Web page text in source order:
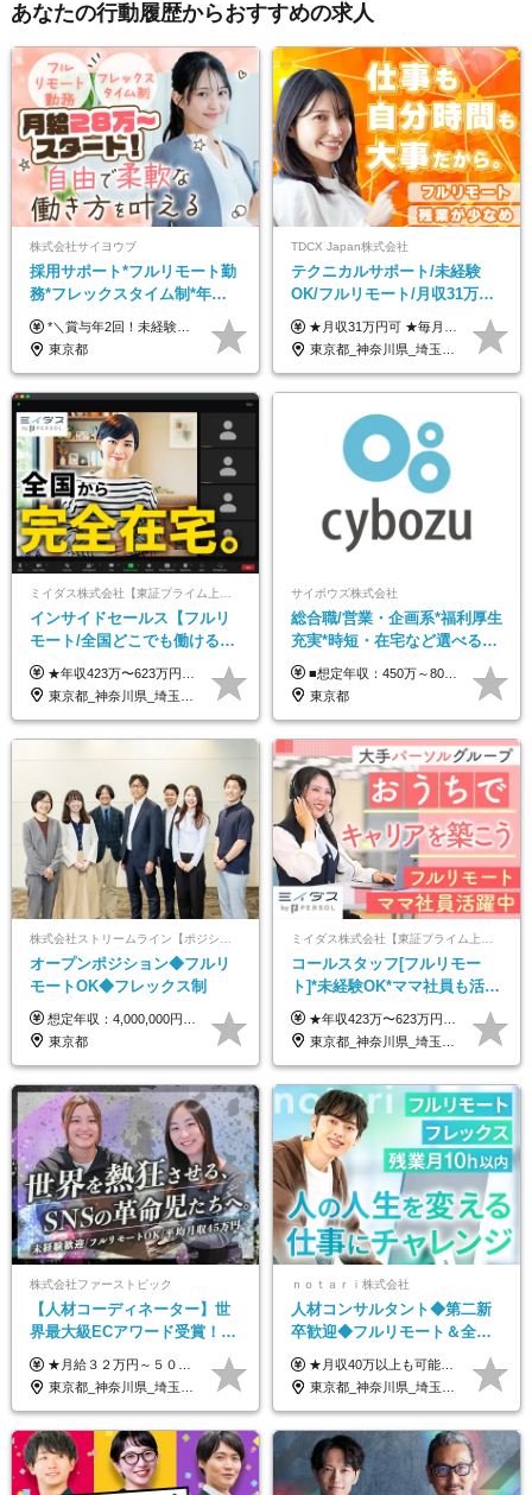
あなたの行動履歴からおすすめの求人
株式会社サイヨウブ
採用サポート*フルリモート勤
務*フレックスタイム制*年休
120日*土日祝休み*残業ほぼな
し*育児中社員8割以上
*＼賞与年2回！未経験から月給28万円スタート／* ◆月給28万～40万円＋賞与年2回＋各種インセンティブ ※経験・スキルを考慮の上、決定します ※試用期間6ヶ月間あり（期間中は月給26万円～になります。その他待遇等に差異はありません） ※月給には月35時間分の固定残業代含む（月5万4800円/超過分別途支給） ※ほとんどのメンバーが残業ゼロです！フレックスタイム制のため、自分の生活に合わせて調整できます。 ＼希望性で土曜日出勤あり／ お客様より「土曜日に応募者の対応をしてほしい」という ご要望を受けた際に、応募者対応⇒求職者との メッセージのやり取りなど、対応が発生する場合があります。 ※土曜日に出勤いただく場合は ・2時間稼働：4500円 ・4時間稼働：9000円 の給与が発生。勤務時間が4時間超えることは原則ありません。 短期間で高い給与をGETできるチャンスです♪
東京都
TDCX Japan株式会社
テクニカルサポート/未経験
OK/フルリモート/月収31万円
可/月最大3万のインセンティ
ブ支給/平均年齢33歳
★月収31万円可 ★毎月「最大3万円」のインセンティブあり 月給266,228円～＋スキル手当（15,000円）＋インセンティブ（月最大3万円） ※月給例（月額最大額）：281,228 円＋残業代発生分 インセンティブを最大まで取得できた場合は、月額最大額：311,228円＋残業代発生分 となります ※経験・スキルなどを考慮し決定します ※残業代は1分単位で支給 ※試用期間3ヵ月あり（契約社員期間も給与・待遇に変更なし） ※インセンティブは効率性、顧客満足、勤怠状況等の結果により毎月金額が決定されます。 ＼”頑張り”はインセンティブで還元！／ 入社3ヶ月目から、目標数字やKPI、勤怠状況、お客様アンケートなどをもとに評価をスタート。 最短4ヶ月目にはインセンティブの支給も可能です！
東京都_神奈川県_埼玉県_千葉県_大阪府_愛知県_北海道_青森県_岩手県_宮城県_秋田県_山形県_福島県_茨城県_栃木県_群馬県_新潟県_山梨県_長野県_富山県_石川県_福井県_静岡県_岐阜県_三重県_兵庫県_京都府_滋賀県_奈良県_和歌山県_広島県_岡山県_鳥取県_島根県_山口県_徳島県_香川県_愛媛県_高知県_福岡県_熊本県_佐賀県_長崎県_大分県_宮崎県_鹿児島県_沖縄県
インサイドセールス【フルリ
モート/全国どこでも働ける】
未経験OK*土日祝休み*残業少
なめ*在宅勤務手当あり
★年収423万〜623万円のモデルあり（想定時間外手当10時間分含む） ★半年に一度ドカンと支給のボーナスあり（半年に1度最大150万円） 月給25万円〜＋各種手当＋インセンティブ ＊リモートワーク手当（4000円/月） ＊リモートワーク一時金（1万5000円） ＊残業手当全額支給 ※経験・スキルにより月給を決定します ※試用期間：2ヵ月あり。期間中の雇用形態・給与・待遇に変更はありません 《頑張りはインセンティブとして還元！》 当社は5段階の評価制度を導入。 半期に1回の評価で最高ランク（5点）を獲得したメンバーには、 150万円のインセンティブを支給！ これが半年に一度のインセンティブとして支給されるため、 成果を出した分だけまとまった収入を得られる仕組みです。 【固定残業代について】 なし（残業代は、実際の労働時間に応じて別途全額支給）
東京都_神奈川県_埼玉県_千葉県_大阪府_愛知県_北海道_青森県_岩手県_宮城県_秋田県_山形県_福島県_茨城県_栃木県_群馬県_新潟県_山梨県_長野県_富山県_石川県_福井県_静岡県_岐阜県_三重県_兵庫県_京都府_滋賀県_奈良県_和歌山県_広島県_岡山県_鳥取県_島根県_山口県_徳島県_香川県_愛媛県_高知県_福岡県_熊本県_佐賀県_長崎県_大分県_宮崎県_鹿児島県_沖縄県
サイボウズ株式会社
総合職/営業・企画系*福利厚生
充実*時短・在宅など選べる働
き方*賞与年2回
■想定年収：450万～800万円（基本給12ヶ月分＋賞与2ヶ月分） ※上記想定年収はフルタイムの働き方を想定しています。 それ以外の働き方（勤務日数、時短、固定残業時間数の変更など）の場合 上記想定年収の支給を確約するものではありません ※賞与は全社の業績に応じて変動の可能性があります ※ご経験・スキルを考慮のうえ、当社規定により優遇します （試用期間3ヶ月有/給与・待遇に差異なし） ■昇給年1回 ■賞与年2回（2月・8月）
東京都
オープンポジション◆フルリ
モートOK◆フレックス制
想定年収：4,000,000円 ～ 8,000,000円 月給：288,000円 ～ 570,000円 ※ご経験・能力に応じて決定いたします。 ※上記額にはみなし残業代を含みます。 ※超過分は全額支給いたします。 ※みなし残業代 45,000円 ～ 89,050円／月 ※みなし残業時間 20時間／月 ※試用期間：3ヶ月（試用期間中の待遇に差異はありません） 【固定残業代について】 固定残業20時間分（45,000円～89,050円）を含む ※超過分は別途全額支給
東京都
コールスタッフ[フルリモー
ト]*未経験OK*ママ社員も活躍
中*ブランクOK*全国どこでも
働ける
★年収423万〜623万円のモデルあり（想定時間外手当10時間分含む） ★半年に一度ドカンと支給のボーナスあり（半年に1度最大150万円） 月給25万円〜＋各種手当＋インセンティブ ＊リモートワーク手当（4000円/月） ＊リモートワーク一時金（1万5000円） ＊残業手当全額支給 ※経験・スキルにより月給を決定します ※試用期間：2ヵ月あり。期間中の雇用形態・給与・待遇に変更はありません 《頑張りはインセンティブとして還元！》 当社は5段階の評価制度を導入。 半期に1回の評価で最高ランク（5点）を獲得したメンバーには、 150万円のインセンティブを支給！ これが半年に一度のインセンティブとして支給されるため、 成果を出した分だけまとまった収入を得られる仕組みです。 【固定残業代について】 なし（残業代は、実際の労働時間に応じて別途全額支給）
東京都_神奈川県_埼玉県_千葉県_大阪府_愛知県_北海道_青森県_岩手県_宮城県_秋田県_山形県_福島県_茨城県_栃木県_群馬県_新潟県_山梨県_長野県_富山県_石川県_福井県_静岡県_岐阜県_三重県_兵庫県_京都府_滋賀県_奈良県_和歌山県_広島県_岡山県_鳥取県_島根県_山口県_徳島県_香川県_愛媛県_高知県_福岡県_熊本県_佐賀県_長崎県_大分県_宮崎県_鹿児島県_沖縄県
株式会社ファーストピック
【人材コーディネーター】世
界最大級ECアワード受賞！フ
ルリモート／未経験◎／月給
３２万円～／年休１３０日以
上／
★月給３２万円～５０万円＋インセンティブ賞与＋決算賞与★ （30時間の固定残業代、一律月54,750円を含む。超過分は支給） ※経験・スキルを考慮の上、決定 ※昇給：随時あり 【インセンティブについて】 自社サービスを提案し、サービス化した場合、一部の利益をインセンティブとして還元します。 試用期間中（6か月間）は、下記の給与となります。 【一都三県、大阪、名古屋、福岡の方】 月給２４万円～＋役職手当＋インセンティブ賞与 【一都三県以外の関東圏、九州、東北、北海道、その他地域の方】 月給２０万円～＋役職手当＋インセンティブ賞与 ※試用期間6ヶ月 ※試用期間中の待遇・福利厚生に差異はなし
東京都_神奈川県_埼玉県_千葉県_大阪府_愛知県_北海道_青森県_岩手県_宮城県_秋田県_山形県_福島県_茨城県_栃木県_群馬県_静岡県_岐阜県_三重県_兵庫県_京都府_滋賀県_奈良県_和歌山県_広島県_岡山県_鳥取県_島根県_山口県_福岡県_熊本県_佐賀県_長崎県_大分県_宮崎県_鹿児島県
ｎｏｔａｒｉ株式会社
人材コンサルタント◆第二新
卒歓迎◆フルリモート＆全国
から勤務OK◆残業月10h以内
◆フレックス制
★月収40万以上も可能！ ★能力・スキル・経験を考慮した年収額を設定します ★年功序列ではなく、チャレンジを評価して給与に反映！ ■月給20万円～40万円＋決算賞与 ※経験・スキルを考慮のうえ決定します ※給与にはみなし残業代40時間分を含む。そのほか詳細に関しては別途面接時にご説明します ※試用期間3ヵ月あり。期間中の雇用形態・条件などに差異はありません
東京都_神奈川県_埼玉県_千葉県_大阪府_愛知県_北海道_青森県_岩手県_宮城県_秋田県_山形県_福島県_茨城県_栃木県_群馬県_新潟県_山梨県_長野県_富山県_石川県_福井県_静岡県_岐阜県_三重県_兵庫県_京都府_滋賀県_奈良県_和歌山県_広島県_岡山県_鳥取県_島根県_山口県_徳島県_香川県_愛媛県_高知県_福岡県_熊本県_佐賀県_長崎県_大分県_宮崎県_鹿児島県_沖縄県